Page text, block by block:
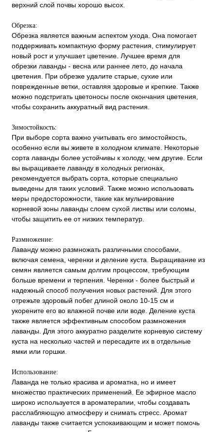
верхний слой почвы хорошо высох.
Обрезка:
Обрезка является важным аспектом ухода. Она помогает
поддерживать компактную форму растения, стимулирует
новый рост и улучшает цветение. Лучшее время для
обрезки лаванды - весна или раннее лето, до начала
цветения. При обрезке удалите старые, сухие или
поврежденные ветки, оставляя здоровые и крепкие. Также
можно подстригать цветоносы после окончания цветения,
чтобы сохранить аккуратный вид растения.
Зимостойкость:
При выборе сорта важно учитывать его зимостойкость,
особенно если вы живете в холодном климате. Некоторые
сорта лаванды более устойчивы к холоду, чем другие. Если
вы выращиваете лаванду в холодных регионах,
рекомендуется выбрать сорта, которые специально
выведены для таких условий. Также можно использовать
меры предосторожности, такие как мульчирование
корневой зоны лаванды слоем сухой листвы или соломы,
чтобы защитить ее от низких температур.
Размножение:
Лаванду можно размножать различными способами,
включая семена, черенки и деление куста. Выращивание из
семян является самым долгим процессом, требующим
больше времени и терпения. Черенки - более быстрый и
надежный способ получения новых растений. Для этого
отрежьте здоровый побег длиной около 10-15 см и
укорените его во влажной почве или воде. Деление куста
также является эффективным способом размножения
лаванды. Для этого аккуратно разделите корневую систему
куста на несколько частей и пересадите их в отдельные
ямки или горшки.
Использование:
Лаванда не только красива и ароматна, но и имеет
множество практических применений. Ее эфирное масло
широко используется в ароматерапии, чтобы создавать
расслабляющую атмосферу и снимать стресс. Аромат
лаванды также считается успокаивающим и может помочь